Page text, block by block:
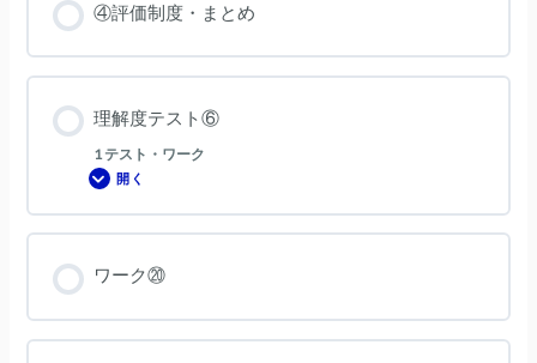
④評価制度・まとめ
理解度テスト⑥
1 テスト・ワーク
開く
理
度
テ
⑥
ワーク⑳